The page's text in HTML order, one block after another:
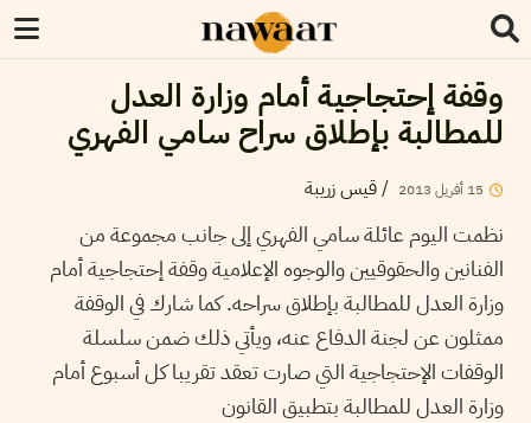
وقفة إحتجاجية أمام وزارة العدل
للمطالبة بإطلاق سراح سامي الفهري
15 أفريل 2013
/قيس زريبة
نظمت اليوم عائلة سامي الفهري إلى جانب مجموعة من
الفنانين والحقوقيين والوجوه الإعلامية وقفة إحتجاجية أمام
وزارة العدل للمطالبة بإطلاق سراحه. كما شارك في الوقفة
ممثلون عن لجنة الدفاع عنه، ويأتي ذلك ضمن سلسلة
الوقفات الإحتجاجية التي صارت تعقد تقريبا كل أسبوع أمام
وزارة العدل للمطالبة بتطبيق القانون